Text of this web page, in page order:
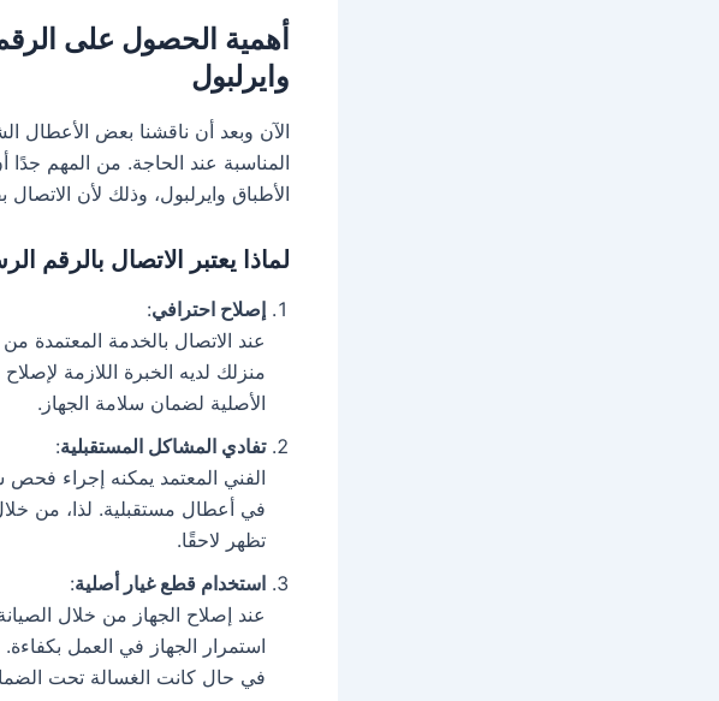
أهمية الحصول على
وايرلبول
الآن وبعد أن ناقشنا بعض الأعطال
المناسبة عند الحاجة. من المهم
الأطباق وايرلبول، وذلك لأن
لماذا يعتبر الاتصال بالرقم
إصلاح احترافي:
عند الاتصال بالخدمة المعتمدة
منزلك لديه الخبرة اللازمة
الأصلية لضمان سلامة الجهاز.
تفادي المشاكل المستقبلية:
الفني المعتمد يمكنه إجراء
في أعطال مستقبلية. لذا، من
تظهر لاحقًا.
استخدام قطع غيار أصلية:
عند إصلاح الجهاز من خلال
استمرار الجهاز في العمل
في حال كانت الغسالة تحت